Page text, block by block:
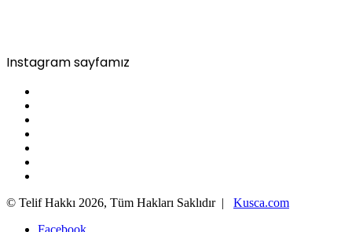
Instagram sayfamız
© Telif Hakkı 2026, Tüm Hakları Saklıdır | Kusca.com